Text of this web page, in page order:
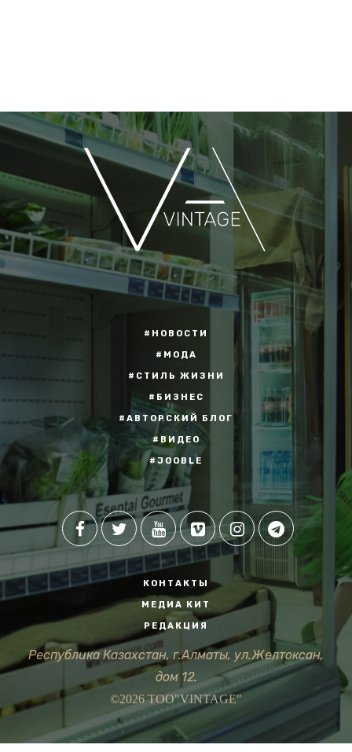
#НОВОСТИ
#МОДА
#СТИЛЬ ЖИЗНИ
#БИЗНЕС
#АВТОРСКИЙ БЛОГ
#ВИДЕО
#JOOBLE
КОНТАКТЫ
МЕДИА КИТ
РЕДАКЦИЯ
Республика Казахстан, г.Алматы, ул.Желтоксан,
дом 12.
©2026 ТОО"VINTAGE"